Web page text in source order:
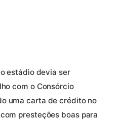
estádio devia ser
com o Consórcio
uma carta de crédito no
presteções boas para